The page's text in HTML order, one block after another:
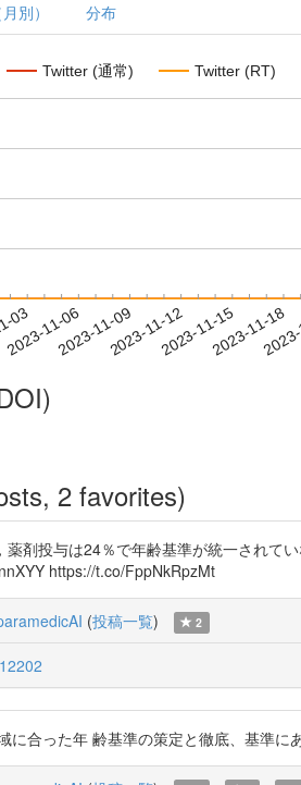
別） 分布
Twitter (通常) Twitter (RT)
03
2023-11-062023-11-092023-11-122023-11-152023-11-18
2 favorites)
剤投与は24％で年齢基準が統一されて
https://t.co/FppNkRpzMt
(投稿一覧) 2
に合った年 齢基準の策定と徹底、基準